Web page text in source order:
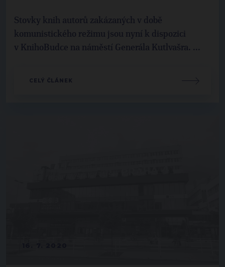
Stovky knih autorů zakázaných v době
komunistického režimu jsou nyní k dispozici
v KnihoBudce na náměstí Generála Kutlvašra. ...
CELÝ ČLÁNEK